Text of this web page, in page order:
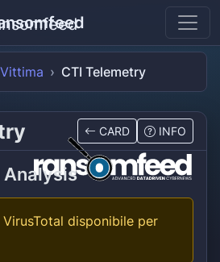
CTI Telemetry
CARD INFO
Analysis
disponibile per